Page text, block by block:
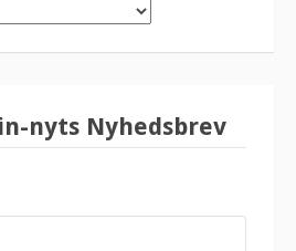
nyts Nyhedsbrev